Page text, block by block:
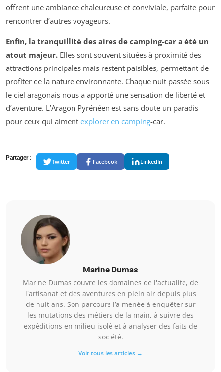
offrent une ambiance chaleureuse et conviviale, parfaite pour
rencontrer d’autres voyageurs.
Enfin, la tranquillité des aires de camping-car a été un
atout majeur. Elles sont souvent situées à proximité des
attractions principales mais restent paisibles, permettant de
profiter de la nature environnante. Chaque nuit passée sous
le ciel aragonais nous a apporté une sensation de liberté et
d’aventure. L’Aragon Pyrénéen est sans doute un paradis
pour ceux qui aiment explorer en camping-car.
Partager :
Twitter Facebook LinkedIn
Marine Dumas
Marine Dumas couvre les domaines de l'actualité, de
l'artisanat et des aventures en plein air depuis plus
de huit ans. Son parcours l’a menée à enquêter sur
les mutations des métiers de la main, à suivre des
expéditions en milieu isolé et à analyser des faits de
société.
Voir tous les articles →